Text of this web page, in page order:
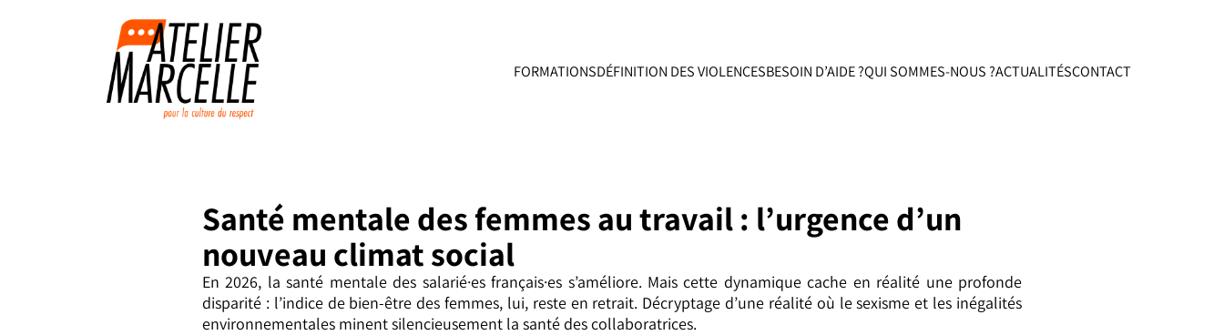
FORMATIONSDÉFINITION DES VIOLENCESBESOIN D’AIDE ?QUI SOMMES-NOUS ?ACTUALITÉSCONTACT
Santé mentale des femmes au travail : l’urgence d’un
nouveau climat social
En 2026, la santé mentale des salarié·es français·es s’améliore. Mais cette dynamique cache en réalité une profonde
disparité : l’indice de bien-être des femmes, lui, reste en retrait. Décryptage d’une réalité où le sexisme et les inégalités
environnementales minent silencieusement la santé des collaboratrices.